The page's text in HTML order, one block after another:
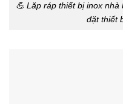
💪 Lăp ráp thiết bị inox
đặt thiết